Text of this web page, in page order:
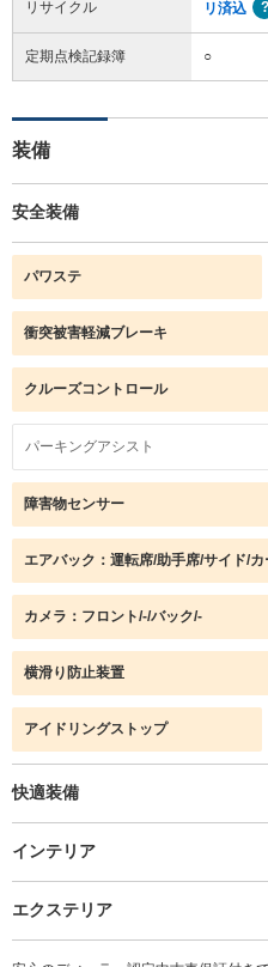
リサイクル リ済込
定期点検記録簿 ○
装備
安全装備
パワステ
衝突被害軽減ブレーキ
クルーズコントロール
パーキングアシスト
障害物センサー
エアバック：運転席/助手席/サイド/カ
カメラ：フロント/-/バック/-
横滑り防止装置
アイドリングストップ
快適装備
インテリア
エクステリア